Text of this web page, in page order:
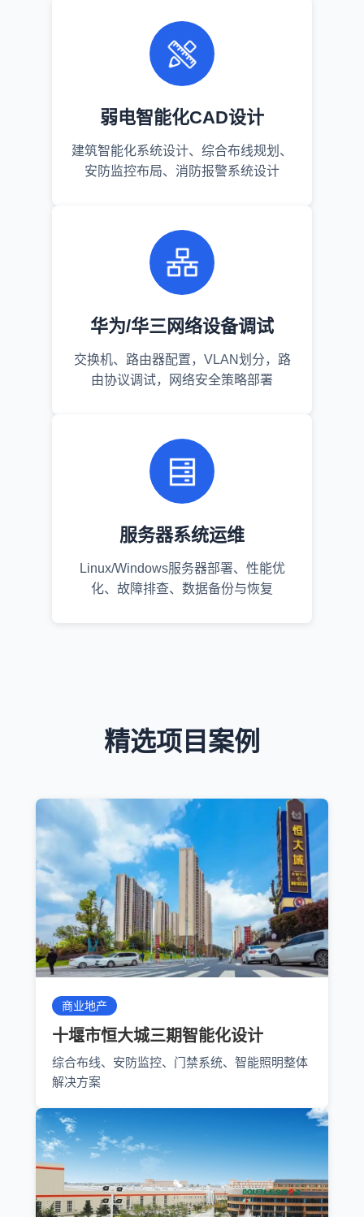
弱电智能化CAD设计
建筑智能化系统设计、综合布线规划、
安防监控布局、消防报警系统设计
华为/华三网络设备调试
交换机、路由器配置，VLAN划分，路
由协议调试，网络安全策略部署
服务器系统运维
Linux/Windows服务器部署、性能优
化、故障排查、数据备份与恢复
精选项目案例
商业地产
十堰市恒大城三期智能化设计
综合布线、安防监控、门禁系统、智能照明整体
解决方案